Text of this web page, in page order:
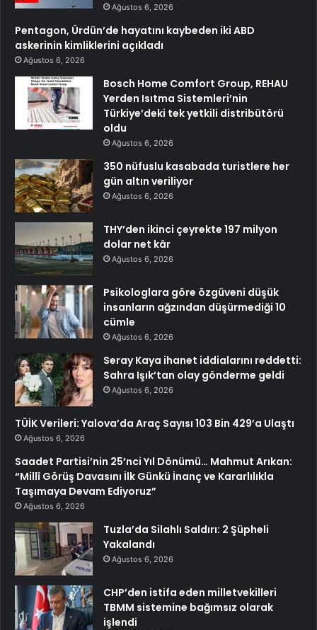
Ağustos 6, 2026
Pentagon, Ürdün’de hayatını kaybeden iki ABD
askerinin kimliklerini açıkladı
Ağustos 6, 2026
Bosch Home Comfort Group, REHAU
Yerden Isıtma Sistemleri’nin
Türkiye’deki tek yetkili distribütörü
oldu
Ağustos 6, 2026
350 nüfuslu kasabada turistlere her
gün altın veriliyor
Ağustos 6, 2026
THY’den ikinci çeyrekte 197 milyon
dolar net kâr
Ağustos 6, 2026
Psikologlara göre özgüveni düşük
insanların ağzından düşürmediği 10
cümle
Ağustos 6, 2026
Seray Kaya ihanet iddialarını reddetti:
Sahra Işık’tan olay gönderme geldi
Ağustos 6, 2026
TÜİK Verileri: Yalova’da Araç Sayısı 103 Bin 429’a Ulaştı
Ağustos 6, 2026
Saadet Partisi’nin 25’nci Yıl Dönümü… Mahmut Arıkan:
“Millî Görüş Davasını İlk Günkü İnanç ve Kararlılıkla
Taşımaya Devam Ediyoruz”
Ağustos 6, 2026
Tuzla’da Silahlı Saldırı: 2 Şüpheli
Yakalandı
Ağustos 6, 2026
CHP’den istifa eden milletvekilleri
TBMM sistemine bağımsız olarak
işlendi